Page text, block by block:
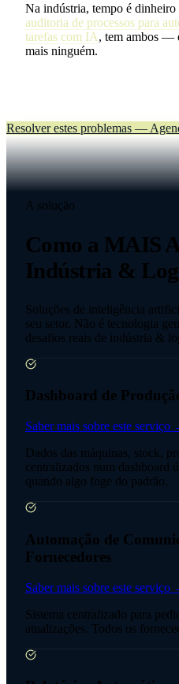
Na indústria, tempo é
auditoria de processos para
tarefas com IA, tem ambos —
mais ninguém.
Resolver estes problemas —
A solução
Como a MAIS
Indústria &
Soluções de inteligência
seu setor. Não é tecnologia
desafios reais de indústria &
Dashboard de
Saber mais sobre este serviço
Dados das máquinas, stock,
centralizados num dashboard
quando algo foge do padrão.
Automação de
Fornecedores
Saber mais sobre este serviço
Sistema centralizado para
atualizações. Todos os